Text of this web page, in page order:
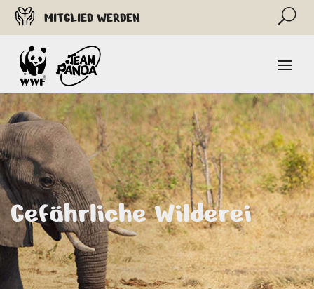
MITGLIED WERDEN U
Gefährliche Wilderei